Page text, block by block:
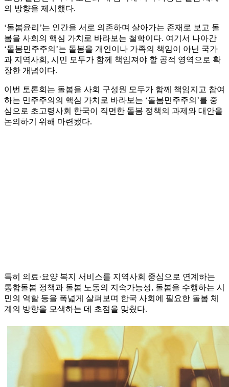
의 방향을 제시했다.
‘돌봄윤리’는 인간을 서로 의존하며 살아가는 존재로 보고 돌
봄을 사회의 핵심 가치로 바라보는 철학이다. 여기서 나아간
‘돌봄민주주의’는 돌봄을 개인이나 가족의 책임이 아닌 국가
과 지역사회, 시민 모두가 함께 책임져야 할 공적 영역으로 확
장한 개념이다.
이번 토론회는 돌봄을 사회 구성원 모두가 함께 책임지고 참여
하는 민주주의의 핵심 가치로 바라보는 ‘돌봄민주주의’를 중
심으로 초고령사회 한국이 직면한 돌봄 정책의 과제와 대안을
논의하기 위해 마련됐다.
특히 의료·요양 복지 서비스를 지역사회 중심으로 연계하는
통합돌봄 정책과 돌봄 노동의 지속가능성, 돌봄을 수행하는 시
민의 역할 등을 폭넓게 살펴보며 한국 사회에 필요한 돌봄 체
계의 방향을 모색하는 데 초점을 맞췄다.